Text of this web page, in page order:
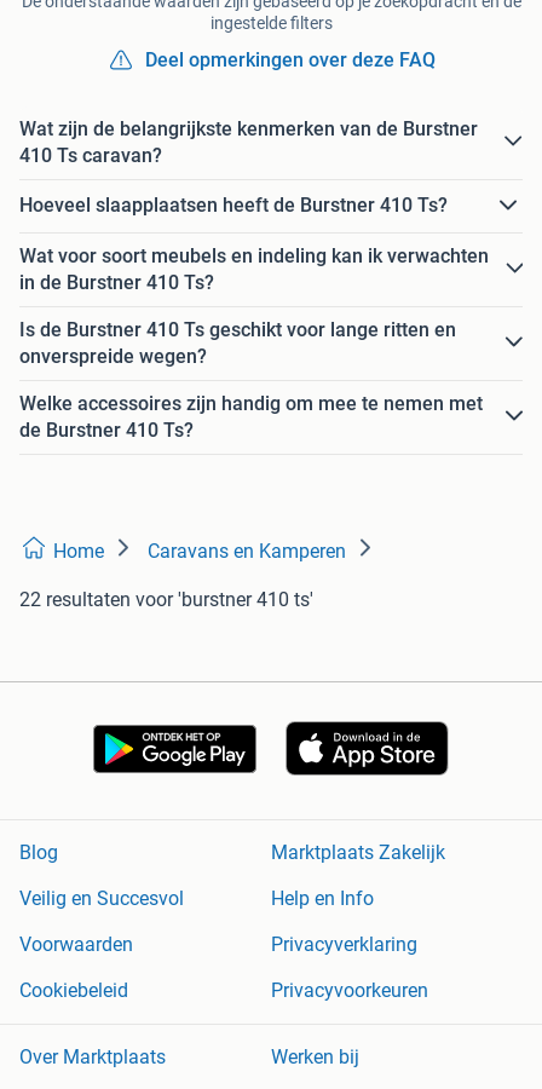
ingestelde filters
Deel opmerkingen over deze FAQ
Wat zijn de belangrijkste kenmerken van de Burstner
410 Ts caravan?
Hoeveel slaapplaatsen heeft de Burstner 410 Ts?
Wat voor soort meubels en indeling kan ik verwachten
in de Burstner 410 Ts?
Is de Burstner 410 Ts geschikt voor lange ritten en
onverspreide wegen?
Welke accessoires zijn handig om mee te nemen met
de Burstner 410 Ts?
Home Caravans en Kamperen
22 resultaten voor 'burstner 410 ts'
Blog
Marktplaats Zakelijk
Veilig en Succesvol
Help en Info
Voorwaarden
Privacyverklaring
Cookiebeleid
Privacyvoorkeuren
Over Marktplaats Werken bij